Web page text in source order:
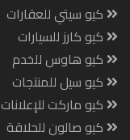
كيو سيتي للعقارات
كيو كارز للسيارات
كيو هاوس للخدم
كيو سيل للمنتجات
كيو ماركت للإعلانات
كيو صالون للحلاقة